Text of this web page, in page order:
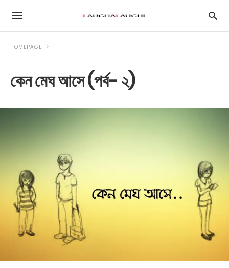
HOMEPAGE
কেন মেঘ আসে (পর্ব- ২)